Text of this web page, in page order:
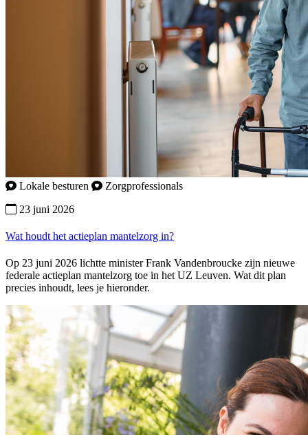
Lokale besturen
Zorgprofessionals
23 juni 2026
Wat houdt het actieplan mantelzorg in?
Op 23 juni 2026 lichtte minister Frank Vandenbroucke zijn nieuwe
federale actieplan mantelzorg toe in het UZ Leuven. Wat dit plan
precies inhoudt, lees je hieronder.